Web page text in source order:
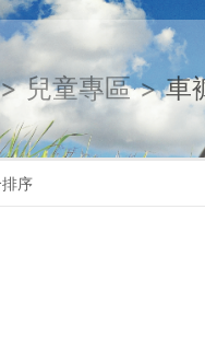
> 兒童專區 > 車
序